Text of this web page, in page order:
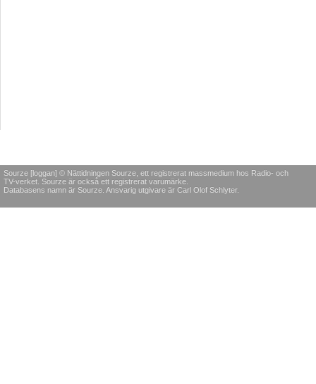
Sourze [loggan] © Nättidningen Sourze, ett registrerat massmedium hos Radio- och
TV-verket. Sourze är också ett registrerat varumärke.
Databasens namn är Sourze. Ansvarig utgivare är Carl Olof Schlyter.